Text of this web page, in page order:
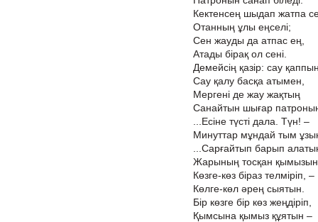
Кектенсең шыдап жатпа
Отанның ұлы еңселі;
Сен жауды да атпас ең,
Атады бірақ ол сені.
Демейсің қазір: сау қаппын,
Сау қалу басқа атымен,
Мергені де жау жақтың
Санайтын шығар
...Есіне түсті дала. Түн! –
Минуттар мұндай тым
...Сарғайтып барып
Жарының тосқан қымызын.
Көзге-көз біраз телміріп, –
Көлге-көл әрең сыятын.
Бір көзге бір көз жеңдіріп,
Қымсына қымыз құятын –